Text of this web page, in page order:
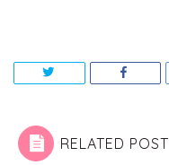
RELATED POST